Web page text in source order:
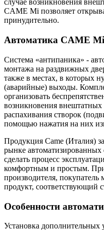
случае возникновения
CAME Mi позволяет
принудительно.
Автоматика CAME Mi
Система «антипаника» -
монтажа на раздвижных
также в местах, в которых
(аварийные) выходы.
организовать
возникновения внештатных
распахивания створок
помощью нажатия на них
Продукция Came (Италия)
рынке автоматизированных
сделать процесс
комфортным и простым.
производителя,
продукт, соответствующий
Особенности
Установка дополнительных